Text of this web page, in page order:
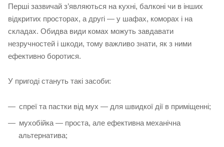
Перші зазвичай з’являються на кухні, балконі чи в інших
відкритих просторах, а другі — у шафах, коморах і на
складах. Обидва види комах можуть завдавати
незручностей і шкоди, тому важливо знати, як з ними
ефективно боротися.
У пригоді стануть такі засоби:
спреї та пастки від мух — для швидкої дії в приміщенні;
мухобійка — проста, але ефективна механічна
альтернатива;